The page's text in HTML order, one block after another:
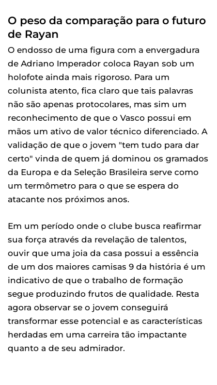
O peso da comparação para o futuro
de Rayan
O endosso de uma figura com a envergadura
de Adriano Imperador coloca Rayan sob um
holofote ainda mais rigoroso. Para um
colunista atento, fica claro que tais palavras
não são apenas protocolares, mas sim um
reconhecimento de que o Vasco possui em
mãos um ativo de valor técnico diferenciado. A
validação de que o jovem "tem tudo para dar
certo" vinda de quem já dominou os gramados
da Europa e da Seleção Brasileira serve como
um termômetro para o que se espera do
atacante nos próximos anos.
Em um período onde o clube busca reafirmar
sua força através da revelação de talentos,
ouvir que uma joia da casa possui a essência
de um dos maiores camisas 9 da história é um
indicativo de que o trabalho de formação
segue produzindo frutos de qualidade. Resta
agora observar se o jovem conseguirá
transformar esse potencial e as características
herdadas em uma carreira tão impactante
quanto a de seu admirador.